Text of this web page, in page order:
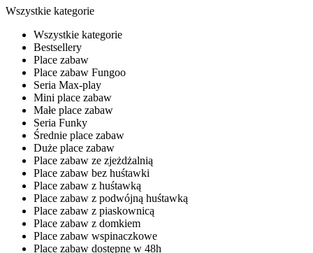
Wszystkie kategorie
Wszystkie kategorie
Bestsellery
Place zabaw
Place zabaw Fungoo
Seria Max-play
Mini place zabaw
Małe place zabaw
Seria Funky
Średnie place zabaw
Duże place zabaw
Place zabaw ze zjeżdżalnią
Place zabaw bez huśtawki
Place zabaw z huśtawką
Place zabaw z podwójną huśtawką
Place zabaw z piaskownicą
Place zabaw z domkiem
Place zabaw wspinaczkowe
Place zabaw dostępne w 48h